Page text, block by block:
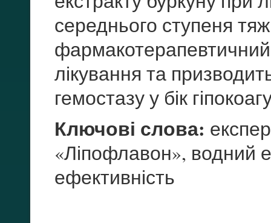
середнього ступеня
лікування та
гемостазу у бік
Ключові слова:
«Ліпофлавон», водний
ефективність